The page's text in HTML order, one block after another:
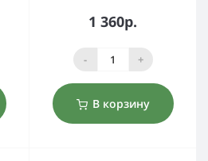
1 360р.
- +
В корзину